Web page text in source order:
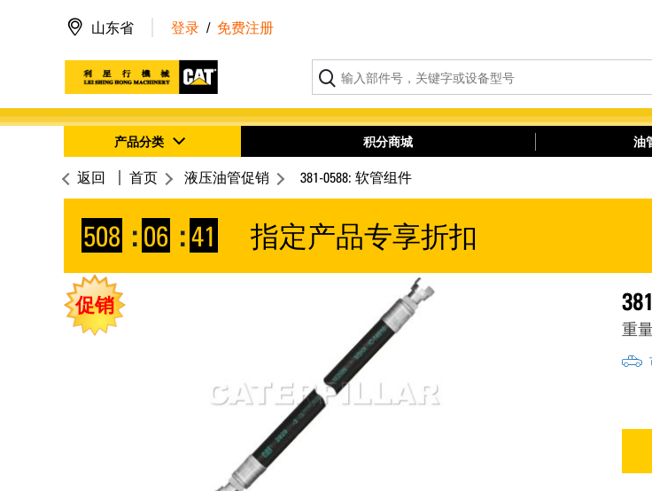
山东省 登录 / 免费注册
产品分类 积分商城 油
返回 首页 液压油管促销 381-0588: 软管组件
508 : 06 :40 指定产品专享折扣
促销
重